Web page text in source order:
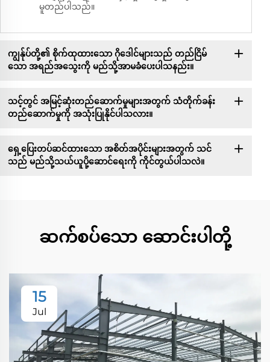
မူတည်ပါသည်။
ကျွန်ုပ်တို့၏ စိုက်ထုထားသော ဂိုဒေါင်များသည် တည်ငြိမ်
သော အရည်အသွေးကို မည်သို့အာမခံပေးပါသနည်း။
သင့်တွင် အမြင့်ဆုံးတည်ဆောက်မှုများအတွက် သံတိုက်ခန်း
တည်ဆောက်မှုကို အသုံးပြုနိုင်ပါသလား။
ရှေ့ပြေးတပ်ဆင်ထားသော အစိတ်အပိုင်းများအတွက် သင်
သည် မည်သို့သယ်ယူပို့ဆောင်ရေးကို ကိုင်တွယ်ပါသလဲ။
ဆက်စပ်သော ဆောင်းပါတို့
15
Jul